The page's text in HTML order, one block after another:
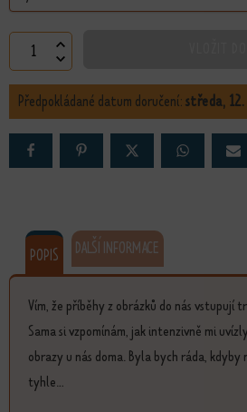
Vnímání světa množství
Předpokládané datum doručení:středa,
POPIS DALŠÍ INFORMACE
Vím, že příběhy z obrázků do nás vstupují
Sama si vzpomínám, jak intenzivně mi
obrazy u nás doma. Byla bych ráda,
tyhle...